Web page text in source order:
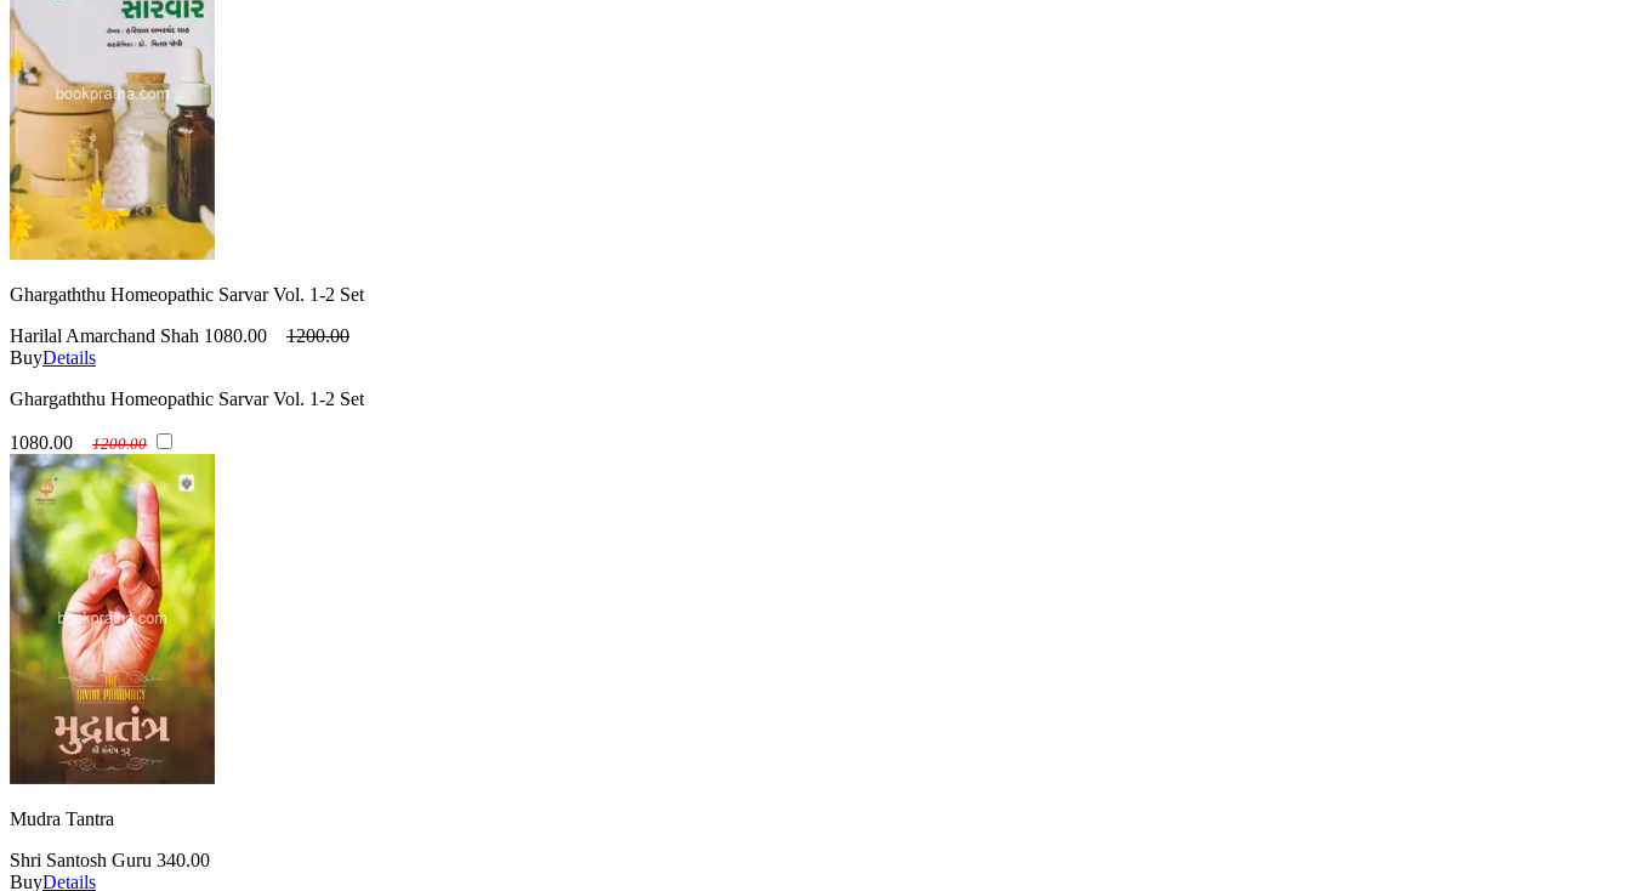
Ghargaththu Homeopathic Sarvar Vol. 1-2 Set
Harilal Amarchand Shah 1080.00
1200.00
BuyDetails
Ghargaththu Homeopathic Sarvar Vol. 1-2 Set
1080.00 1200.00
Mudra Tantra
Shri Santosh Guru 340.00
BuyDetails